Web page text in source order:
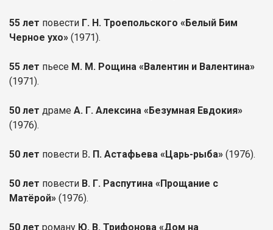
55 лет повести Г. Н. Троепольского «Белый Бим
Черное ухо» (1971).
55 лет пьесе М. М. Рощина «Валентин и Валентина»
(1971).
50 лет драме А. Г. Алексина «Безумная Евдокия»
(1976).
50 лет повести В. П. Астафьева «Царь-рыба» (1976).
50 лет повести В. Г. Распутина «Прощание с
Матёрой» (1976).
50 лет роману Ю. В. Трифонова «Дом на